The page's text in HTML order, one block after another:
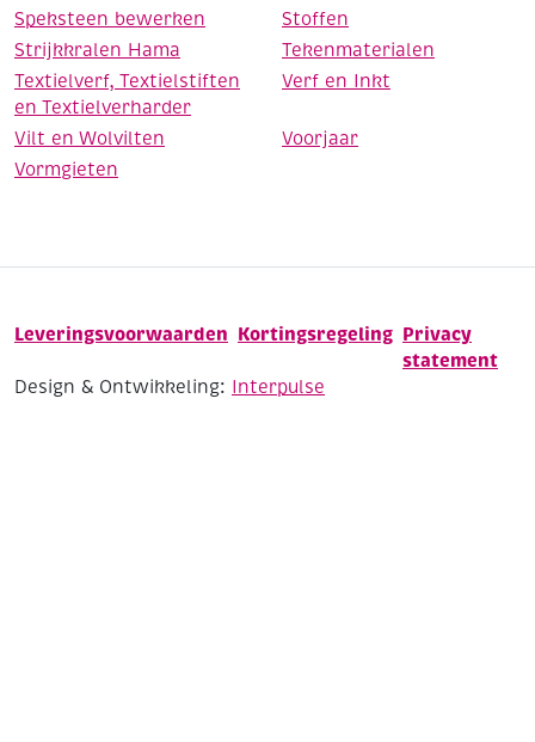
Speksteen bewerken
Stoffen
Strijkkralen Hama
Tekenmaterialen
Textielverf, Textielstiften
en Textielverharder
Verf en Inkt
Vilt en Wolvilten
Voorjaar
Vormgieten
Leveringsvoorwaarden Kortingsregeling Privacy
statement
Design & Ontwikkeling: Interpulse